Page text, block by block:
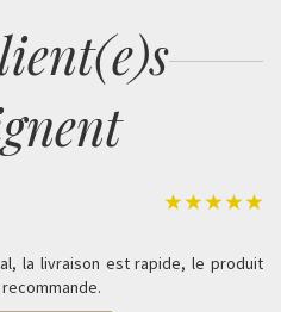
la livraison est rapide, le produit